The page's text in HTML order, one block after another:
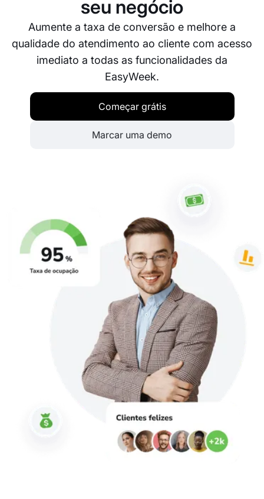
experiência possível ao utilizar a nossa plataforma.
seu negócio
Aumente a taxa de conversão e melhore a
qualidade do atendimento ao cliente com acesso
imediato a todas as funcionalidades da
EasyWeek.
Começar grátis
Marcar uma demo